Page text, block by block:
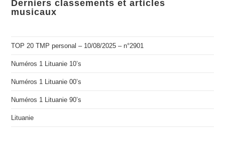
Derniers classements et articles
musicaux
TOP 20 TMP personal – 10/08/2025 – n°2901
Numéros 1 Lituanie 10’s
Numéros 1 Lituanie 00’s
Numéros 1 Lituanie 90’s
Lituanie